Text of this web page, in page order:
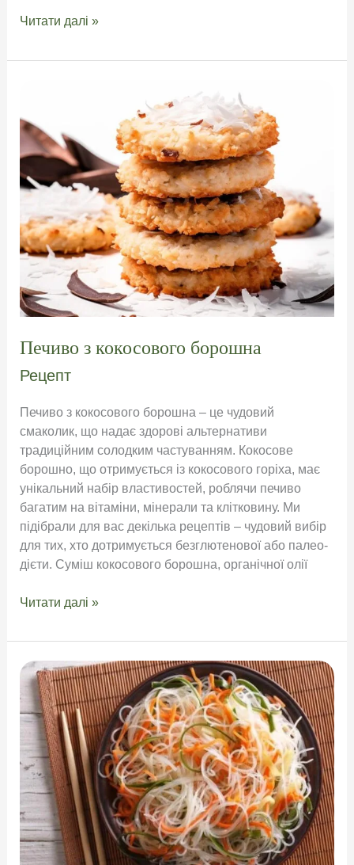
Кукурудзяні
–
Читати далі »
Печиво з кокосового борошна
Рецепт
Печиво з кокосового борошна – це чудовий
смаколик, що надає здорові альтернативи
традиційним солодким частуванням. Кокосове
борошно, що отримується із кокосового горіха, має
унікальний набір властивостей, роблячи печиво
багатим на вітаміни, мінерали та клітковину. Ми
підібрали для вас декілька рецептів – чудовий вибір
для тих, хто дотримується безглютенової або палео-
дієти. Суміш кокосового борошна, органічної олії
Печиво
кокосового
борошна
Читати далі »